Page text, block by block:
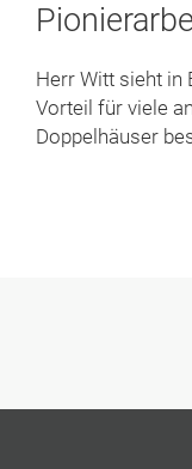
Herr Witt sieht in
Vorteil für viele
Doppelhäuser